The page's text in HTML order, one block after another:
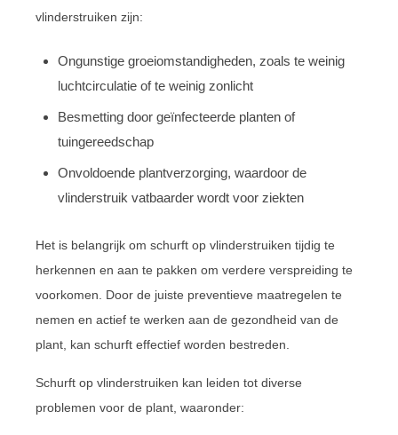
vlinderstruiken zijn:
Ongunstige groeiomstandigheden, zoals te weinig
luchtcirculatie of te weinig zonlicht
Besmetting door geïnfecteerde planten of
tuingereedschap
Onvoldoende plantverzorging, waardoor de
vlinderstruik vatbaarder wordt voor ziekten
Het is belangrijk om schurft op vlinderstruiken tijdig te
herkennen en aan te pakken om verdere verspreiding te
voorkomen. Door de juiste preventieve maatregelen te
nemen en actief te werken aan de gezondheid van de
plant, kan schurft effectief worden bestreden.
Schurft op vlinderstruiken kan leiden tot diverse
problemen voor de plant, waaronder: